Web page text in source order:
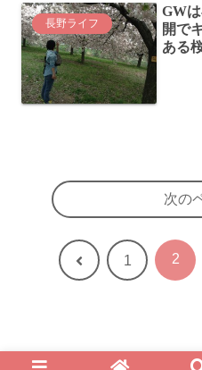
長野ライフ
GW
開で
ある
次の
前 1 2